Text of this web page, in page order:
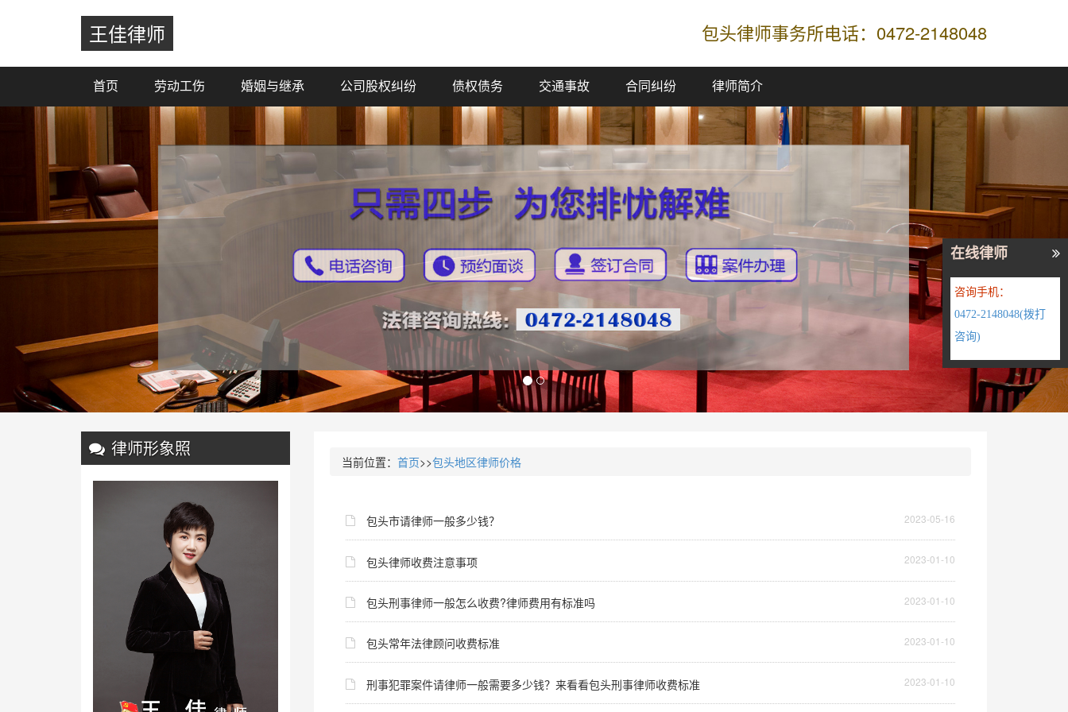
王佳律师 包头律师事务所电话：0472-2148048
首页 劳动工伤 婚姻与继承 公司股权纠纷 债权债务 交通事故 合同纠纷 律师简介
Previous Next
律师形象照
当前位置： 首页>>包头地区律师价格
包头市请律师一般多少钱？ 2023-05-16
包头律师收费注意事项 2023-01-10
包头刑事律师一般怎么收费?律师费用有标准吗 2023-01-10
包头常年法律顾问收费标准 2023-01-10
刑事犯罪案件请律师一般需要多少钱？来看看包头刑事律师收费标准 2023-01-10
在线律师
咨询手机：
0472-2148048(拨打
咨询)